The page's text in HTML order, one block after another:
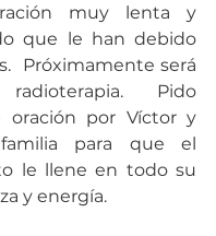
muy lenta y
que le han debido
Próximamente será
radioterapia.  Pido
oración por Víctor y
para que el
le llene en todo su
y energía.